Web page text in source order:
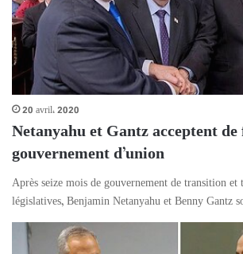
20 avril، 2020
Netanyahu et Gantz acceptent
gouvernement d’union
Après seize mois de gouvernement de transition et
législatives, Benjamin Netanyahu et Benny Gantz